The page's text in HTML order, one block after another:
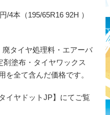
4本（195/65R16 92H ）
タイヤ処理料・エアーバ
剤塗布・タイヤワックス
を全て含んだ価格です。
イヤドットJP】にてご覧